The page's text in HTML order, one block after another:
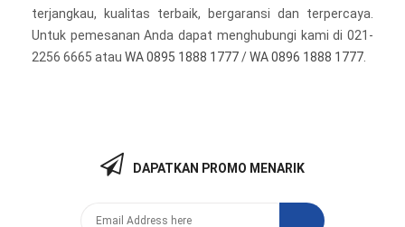
terjangkau, kualitas terbaik, bergaransi dan terpercaya.
Untuk pemesanan Anda dapat menghubungi kami di 021-
2256 6665 atau WA 0895 1888 1777/WA 0896 1888 1777
DAPATKAN PROMO MENARIK